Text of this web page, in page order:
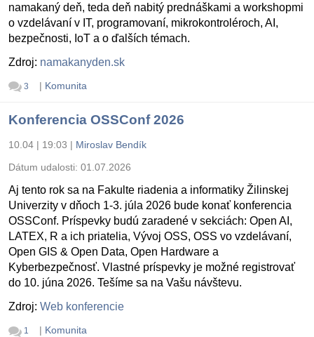
namakaný deň, teda deň nabitý prednáškami a workshopmi
o vzdelávaní v IT, programovaní, mikrokontroléroch, AI,
bezpečnosti, IoT a o ďalších témach.
Zdroj: namakanyden.sk
3 | Komunita
Konferencia OSSConf 2026
10.04 | 19:03 | Miroslav Bendík
Dátum udalosti: 01.07.2026
Aj tento rok sa na Fakulte riadenia a informatiky Žilinskej
Univerzity v dňoch 1-3. júla 2026 bude konať konferencia
OSSConf. Príspevky budú zaradené v sekciách: Open AI,
LATEX, R a ich priatelia, Vývoj OSS, OSS vo vzdelávaní,
Open GIS & Open Data, Open Hardware a
Kyberbezpečnosť. Vlastné príspevky je možné registrovať
do 10. júna 2026. Tešíme sa na Vašu návštevu.
Zdroj: Web konferencie
1 | Komunita